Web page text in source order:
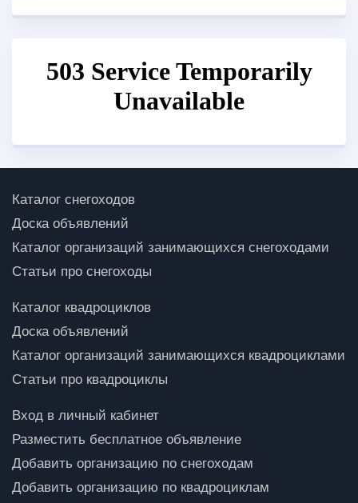
Каталог снегоходов
Доска объявлений
Каталог организаций занимающихся снегоходами
Статьи про снегоходы
Каталог квадроциклов
Доска объявлений
Каталог организаций занимающихся квадроциклами
Статьи про квадроциклы
Вход в личный кабинет
Разместить бесплатное объявление
Добавить организацию по снегоходам
Добавить организацию по квадроциклам